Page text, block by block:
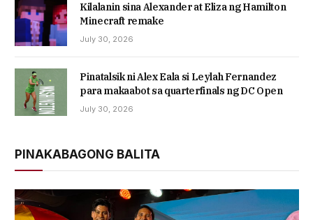
Kilalanin sina Alexander at Eliza ng Hamilton
Minecraft remake
July 30, 2026
Pinatalsik ni Alex Eala si Leylah Fernandez
para makaabot sa quarterfinals ng DC Open
July 30, 2026
PINAKABAGONG BALITA